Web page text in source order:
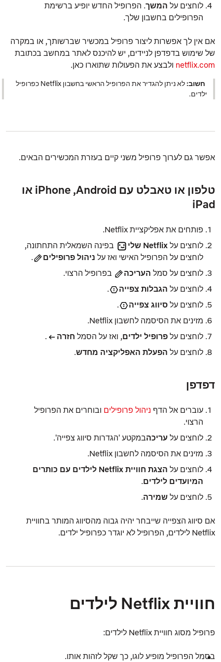
לוחצים על המשך. הפרופיל החדש יופיע ברשימת
הפרופילים בחשבון שלך.
אם אין לך אפשרות ליצור פרופיל במכשיר שברשותך, או במקרה
של שימוש בדפדפן לניידים, יש להיכנס לאתר במחשב בכתובת
netflix.com ולבצע את הפעולות שתוארו כאן.
חשוב: לא ניתן להגדיר את הפרופיל הראשי בחשבון Netflix כפרופיל
ילדים.
אפשר גם לערוך פרופיל משני קיים בעזרת המכשירים הבאים.
טלפון או טאבלט עם Android, ‏iPhone או
iPad
פותחים את אפליקציית Netflix.
לוחצים על Netflix שלי
בפינה השמאלית התחתונה,
לוחצים על הפרופיל האישי ואז על ניהול פרופילים
.
לוחצים על סמל העריכה
בפרופיל הרצוי.
לוחצים על הגבלות צפייה
.
לוחצים על סיווג צפייה
.
מזינים את הסיסמה לחשבון Netflix.
לוחצים על פרופיל ילדים, ואז על הסמל חזרה
.
לוחצים על הפעלת האפליקציה מחדש.
דפדפן
עוברים אל הדף ניהול פרופילים ובוחרים את הפרופיל
הרצוי.
לוחצים על עריכהבמקטע 'הגדרות סיווג צפייה'.
מזינים את הסיסמה לחשבון Netflix.
לוחצים על
הצגת חוויית Netflix לילדים עם כותרים
המיועדים לילדים.
לוחצים על שמירה.
אם סיווג הצפייה שייבחר יהיה גבוה מהסיווג המותר בחוויית
Netflix לילדים, הפרופיל לא יוגדר כפרופיל ילדים.
חוויית Netflix לילדים
פרופיל מסוג חוויית Netflix לילדים :
בסמל הפרופיל מופיע לוגו, כך שקל לזהות אותו.